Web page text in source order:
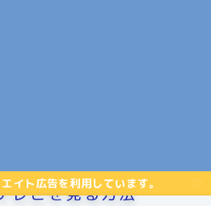
イト広告を利用しています。
レビを見る方法